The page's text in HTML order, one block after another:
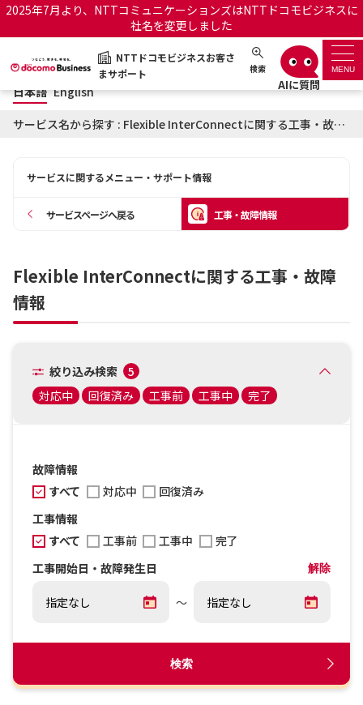
2025年7月より、NTTコミュニケーションズはNTTドコモビジネスに
社名を変更しました
NTTドコモビジネスお客さ
まサポート
検索 MENU
NTTドコモビジネスお客さまサポート 日本語 English
サポートトップ
OCNのお客さまはこちら
工事・故障情報通知サー
日本語 English
サービス名から探す : Flexible InterConnectに関する工事・故障情報
サービスに関するメニュー・サポート情報
サービスページへ戻る 工事・故障情報
Flexible InterConnectに関する工事・故障
情報
絞り込み検索
5
対応中
回復済み 工事前 工事中 完了
故障情報
すべて
対応中
回復済み
工事情報
すべて
工事前 工事中
完了
工事開始日・故障発生日
解除
～
検索